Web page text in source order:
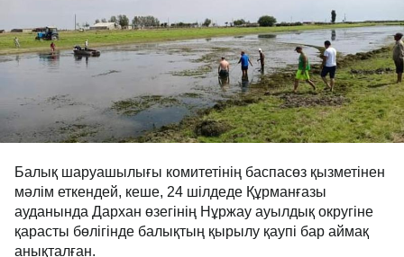
Балық шаруашылығы комитетінің баспасөз қызметінен
мәлім еткендей, кеше, 24 шілдеде Құрманғазы
ауданында Дархан өзегінің Нұржау ауылдық округіне
қарасты бөлігінде балықтың қырылу қаупі бар аймақ
анықталған.